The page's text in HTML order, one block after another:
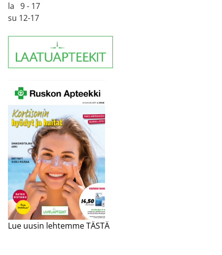
la 9 - 17
su 12-17
Lue uusin lehtemme TÄSTÄ